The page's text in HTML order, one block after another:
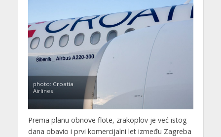
photo: Croatia
Airlines
Prema planu obnove flote, zrakoplov je već istog
dana obavio i prvi komercijalni let između Zagreba